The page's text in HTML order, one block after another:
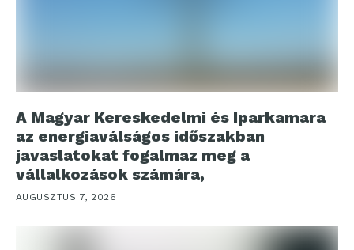
A Magyar Kereskedelmi és Iparkamara
az energiaválságos időszakban
javaslatokat fogalmaz meg a
vállalkozások számára,
AUGUSZTUS 7, 2026